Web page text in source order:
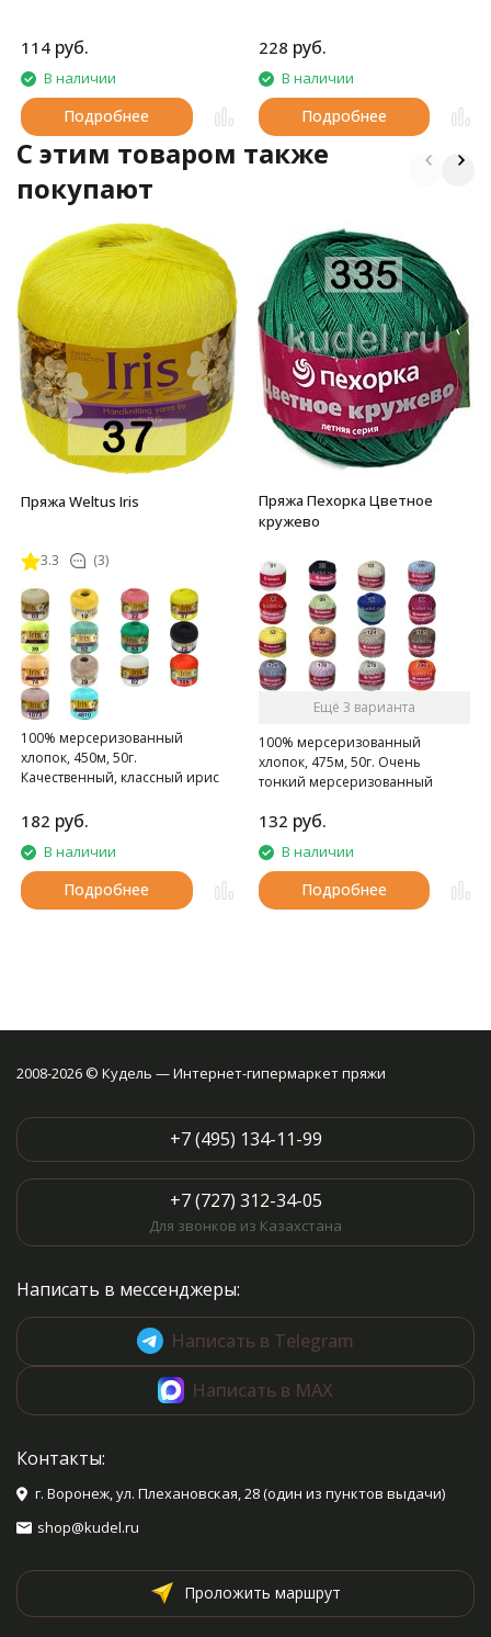
114 руб.
В наличии
Подробнее
228 руб.
В наличии
Подробнее
C этим товаром также
покупают
Пряжа Weltus Iris
3.3 (3)
100% мерсеризованный
хлопок, 450м, 50г.
Качественный, классный ирис
182 руб.
В наличии
Подробнее
Пряжа Пехорка Цветное
кружево
Ещё 3 варианта
100% мерсеризованный
хлопок, 475м, 50г. Очень
тонкий мерсеризованный
132 руб.
В наличии
Подробнее
2008-2026 © Кудель — Интернет-гипермаркет пряжи
+7 (495) 134-11-99
+7 (727) 312-34-05
Для звонков из Казахстана
Написать в мессенджеры:
Написать в Telegram
Написать в MAX
Контакты:
г. Воронеж, ул. Плехановская, 28 (один из пунктов выдачи)
shop@kudel.ru
Проложить маршрут